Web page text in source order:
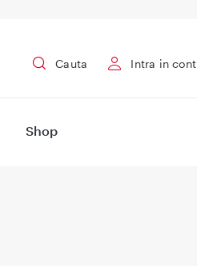
Cauta Intra in cont
Shop